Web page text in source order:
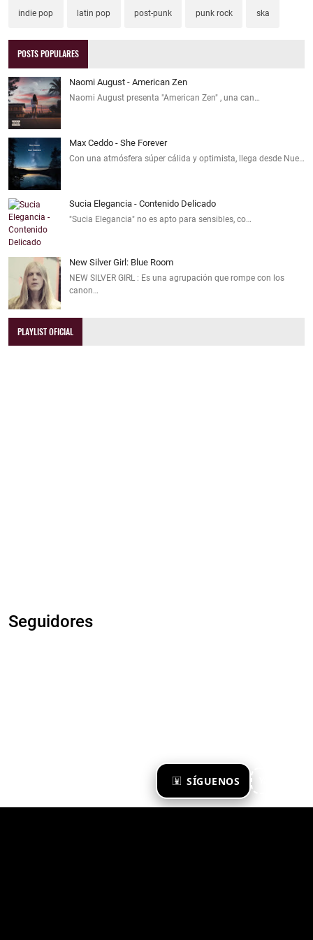
SÍGUENOS
indie pop latin pop post-punk punk rock ska
POSTS POPULARES
Naomi August - American Zen
Naomi August presenta "American Zen" , una can…
Max Ceddo - She Forever
Con una atmósfera súper cálida y optimista, llega desde Nue…
Sucia Elegancia - Contenido Delicado
"Sucia Elegancia" no es apto para sensibles, co…
New Silver Girl: Blue Room
NEW SILVER GIRL : Es una agrupación que rompe con los
canon…
PLAYLIST OFICIAL
Seguidores